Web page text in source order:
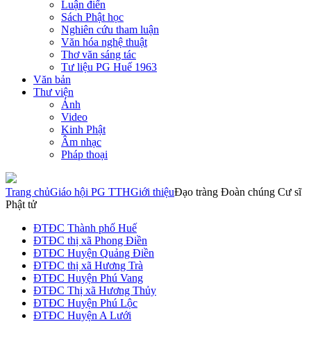
Luận điển
Sách Phật học
Nghiên cứu tham luận
Văn hóa nghệ thuật
Thơ văn sáng tác
Tư liệu PG Huế 1963
Văn bản
Thư viện
Ảnh
Video
Kinh Phật
Âm nhạc
Pháp thoại
Trang chủGiáo hội PG TTHGiới thiệuĐạo tràng Đoàn chúng Cư sĩ
Phật tử
ĐTĐC Thành phố Huế
ĐTĐC thị xã Phong Điền
ĐTĐC Huyện Quảng Điền
ĐTĐC thị xã Hương Trà
ĐTĐC Huyện Phú Vang
ĐTĐC Thị xã Hương Thủy
ĐTĐC Huyện Phú Lộc
ĐTĐC Huyện A Lưới